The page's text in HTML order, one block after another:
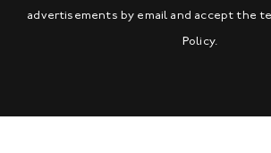
advertisements by email and accept the
Policy.